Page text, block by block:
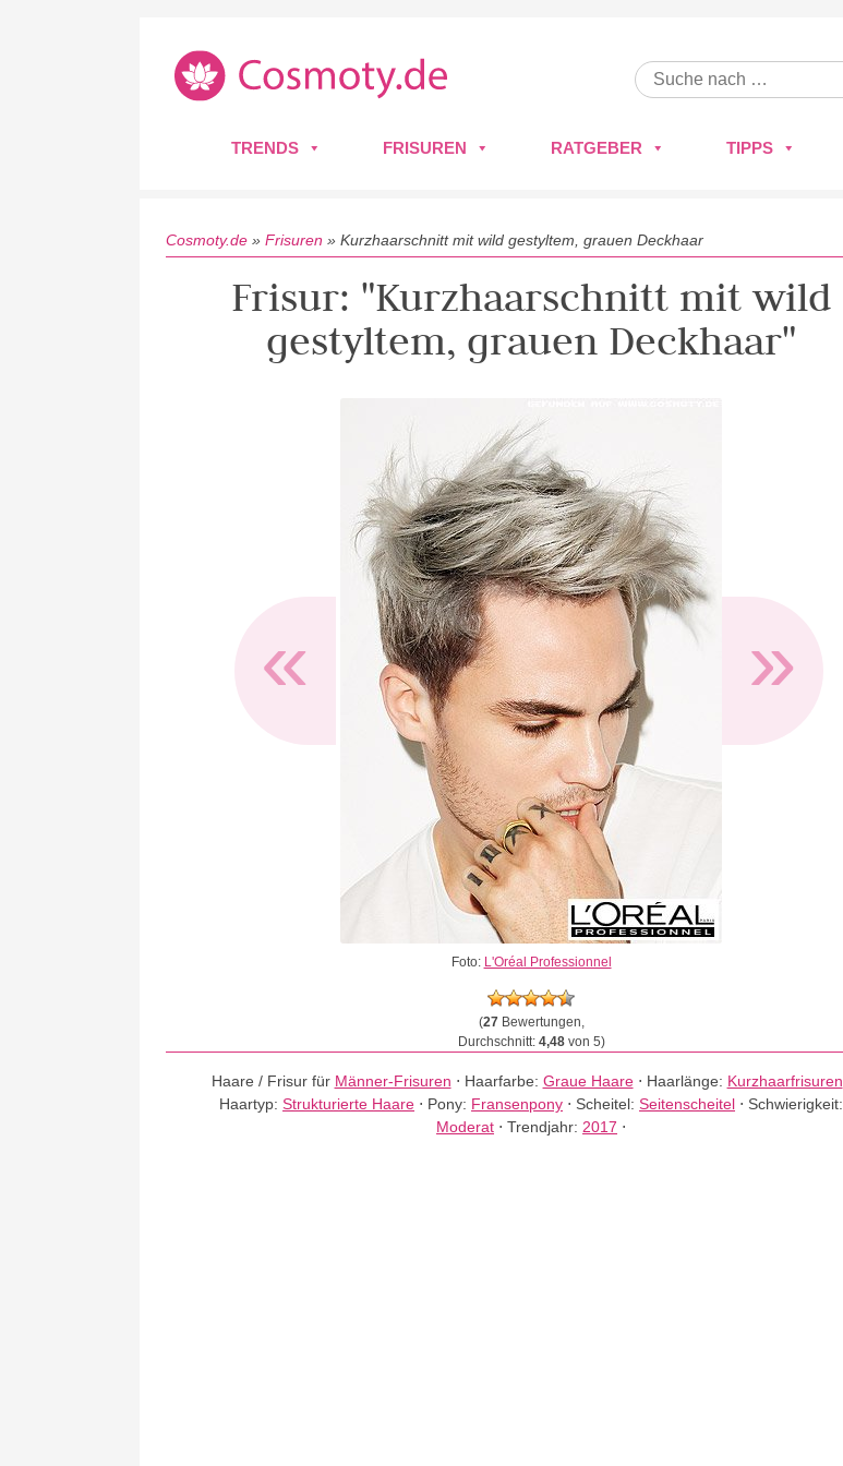
TRENDS FRISUREN RATGEBER TIPPS
Cosmoty.de » Frisuren » Kurzhaarschnitt mit wild gestyltem, grauen Deckhaar
Frisur: "Kurzhaarschnitt mit wild
gestyltem, grauen Deckhaar"
« »
Foto: L'Oréal Professionnel
(27Bewertungen,
Durchschnitt: 4,48von 5)
Haare / Frisur für Männer-Frisuren ⋅ Haarfarbe: Graue Haare⋅ Haarlänge: Kurzhaarfrisuren
Haartyp:Strukturierte Haare ⋅ Pony: Fransenpony ⋅ Scheitel:Seitenscheitel ⋅ Schwierigkeit:
Moderat ⋅Trendjahr: 2017 ⋅